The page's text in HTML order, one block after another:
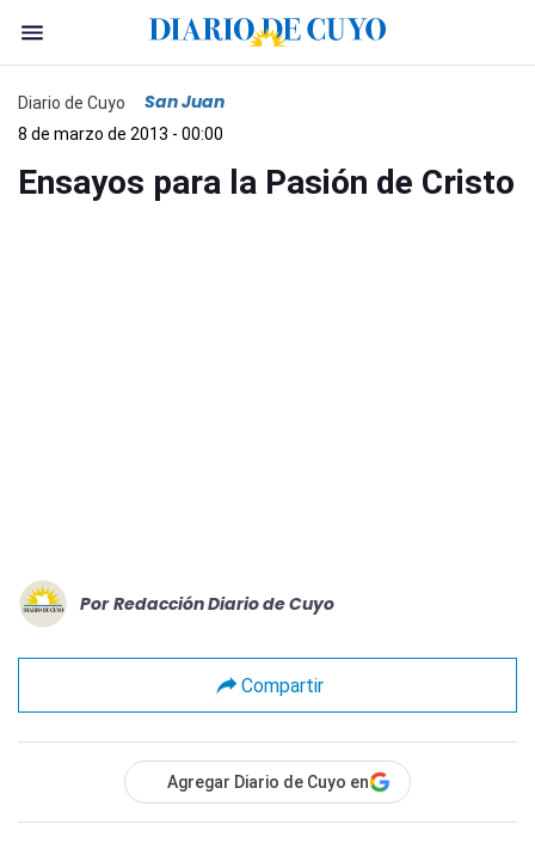
Diario de Cuyo San Juan
8 de marzo de 2013 - 00:00
Ensayos para la Pasión de Cristo
Por Redacción Diario de Cuyo
Compartir
Agregar Diario de Cuyo en